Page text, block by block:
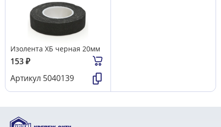
Изолента ХБ черная 20мм
153₽
Артикул 5040139